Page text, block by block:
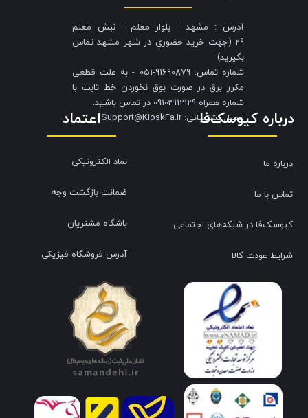
آدرس : مشهد - بلوار معلم - نبش معلم
29 (جهت خرید حضوری در شهر مشهد تماس
بگیرید)
شماره تماس: 91690879-051 - به علت قطعی
مکرر برق در صورت بوق نخوردن خط ثابت با
شماره همراه 09103112129 در تماس باشید.
​​​​​​​ایمیل پشتیبانی: Support@KioskFa.ir
اعتماد
نماد الکترونیکی
ضمانت بازگشت وجه
باشگاه مشتریان
آدرس فروشگاه فیزیکی
درباره کیوسک‌فا
درباره ما
تماس با ما
کیوسک‌فا در شبکه‌های اجتماعی
شرایط عودت کالا